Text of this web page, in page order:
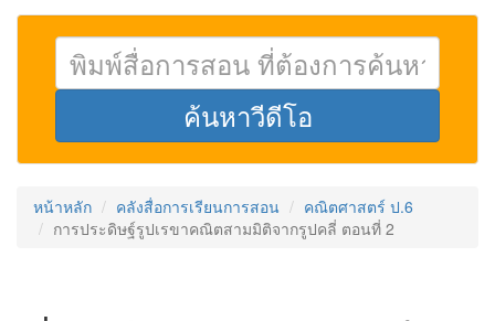
หน้าหลัก คลังสื่อการเรียนการสอน
คณิตศาสตร์ ป.6
การประดิษฐ์รูปเรขาคณิตสามมิติจากรูปคลี่ ตอนที่ 2